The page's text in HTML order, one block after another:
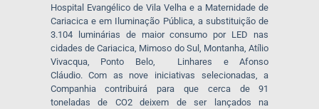
Hospital Evangélico de Vila Velha e a Maternidade de
Cariacica e em Iluminação Pública, a substituição de
3.104 luminárias de maior consumo por LED nas
cidades de Cariacica, Mimoso do Sul, Montanha, Atílio
Vivacqua, Ponto Belo, Linhares e Afonso
Cláudio. Com as nove iniciativas selecionadas, a
Companhia contribuirá para que cerca de 91
toneladas de CO2 deixem de ser lançados na